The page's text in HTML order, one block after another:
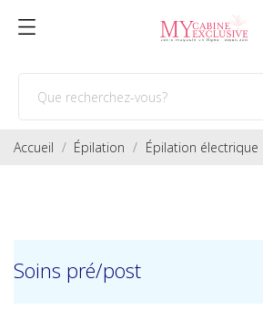
Accueil Épilation Épilation électrique
Soins pré/post